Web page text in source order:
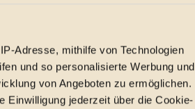
Adresse, mithilfe von Technologien
und so personalisierte Werbung und
von Angeboten zu ermöglichen.
Einwilligung jederzeit über die Cookie-